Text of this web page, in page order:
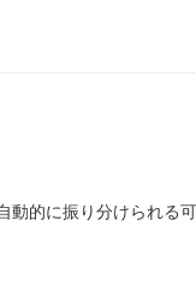
動的に振り分けられる